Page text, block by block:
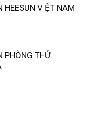
HEESUN VIỆT NAM
PHÒNG THỬ